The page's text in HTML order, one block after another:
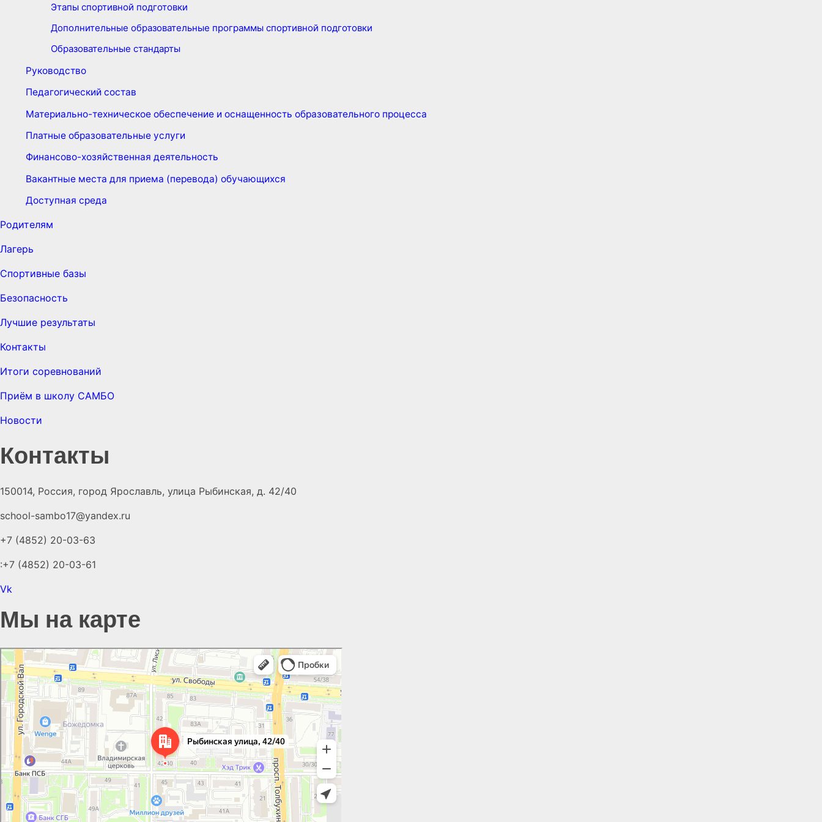
Этапы спортивной подготовки
Дополнительные образовательные программы спортивной подготовки
Образовательные стандарты
Руководство
Педагогический состав
Материально-техническое обеспечение и оснащенность образовательного процесса
Платные образовательные услуги
Финансово-хозяйственная деятельность
Вакантные места для приема (перевода) обучающихся
Доступная среда
Родителям
Лагерь
Спортивные базы
Безопасность
Лучшие результаты
Контакты
Итоги соревнований
Приём в школу САМБО
Новости
Контакты
150014, Россия, город Ярославль, улица Рыбинская, д. 42/40
school-sambo17@yandex.ru
+7 (4852) 20-03-63
:+7 (4852) 20-03-61
Vk
Мы на карте
Ярославль
Рыбинская улица, 42/40 — Яндекс.Карты